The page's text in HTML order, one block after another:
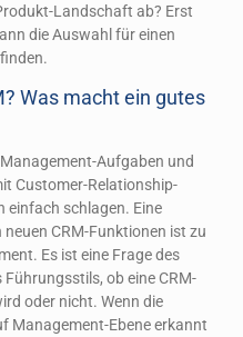
Landschaft ab? Erst
die Auswahl für einen
Was macht ein gutes
Aufgaben und
Customer-Relationship-
einfach schlagen. Eine
CRM-Funktionen ist zu
Es ist eine Frage des
ob eine CRM-
oder nicht. Wenn die
Management-Ebene erkannt